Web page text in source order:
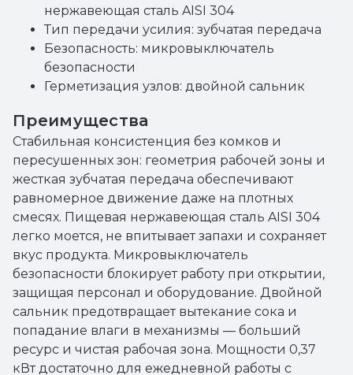
нержавеющая сталь AISI 304
Тип передачи усилия: зубчатая передача
Безопасность: микровыключатель
безопасности
Герметизация узлов: двойной сальник
Преимущества
Стабильная консистенция без комков и
пересушенных зон: геометрия рабочей зоны и
жесткая зубчатая передача обеспечивают
равномерное движение даже на плотных
смесях. Пищевая нержавеющая сталь AISI 304
легко моется, не впитывает запахи и сохраняет
вкус продукта. Микровыключатель
безопасности блокирует работу при открытии,
защищая персонал и оборудование. Двойной
сальник предотвращает вытекание сока и
попадание влаги в механизмы — больший
ресурс и чистая рабочая зона. Мощности 0,37
кВт достаточно для ежедневной работы с